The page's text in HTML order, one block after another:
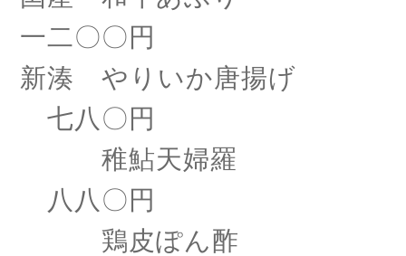
一二〇〇円
新湊 やりいか唐揚げ
七八〇円
稚鮎天婦羅
八八〇円
鶏皮ぽん酢